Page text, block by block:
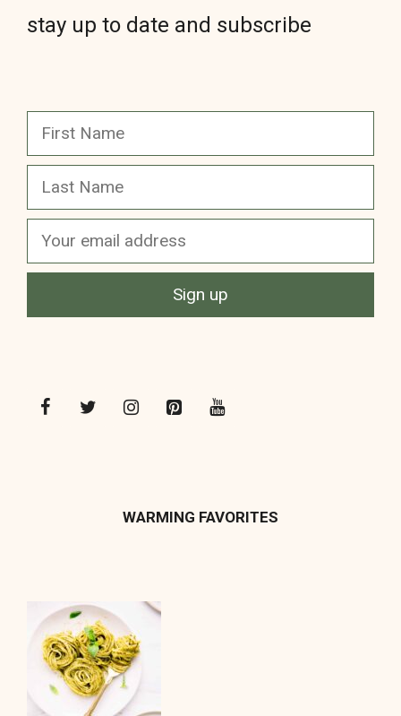
stay up to date and subscribe
WARMING FAVORITES